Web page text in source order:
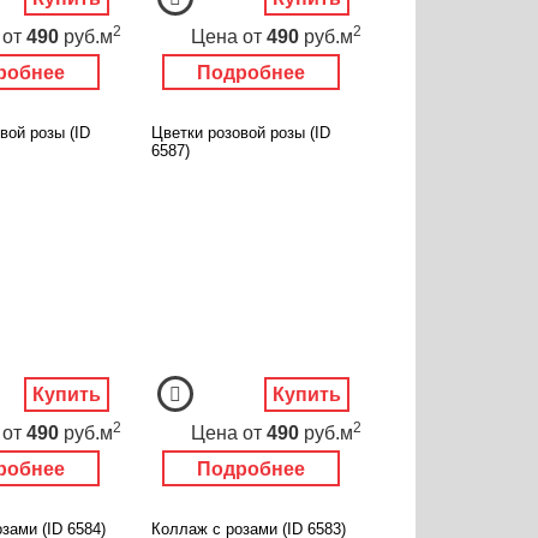
490 руб.м2
Подробнее
Цена от 490 руб.м2
розы (ID
490 руб.м2
Купить
Цветки розовой розы (ID
6587)
Подробнее
Цена от 490 руб.м2
Купить
(ID 6584) Коллаж с розами (ID 6583)